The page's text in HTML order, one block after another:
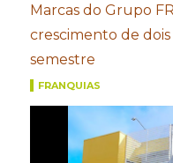
Marcas do Grupo
crescimento de
semestre
FRANQUIAS